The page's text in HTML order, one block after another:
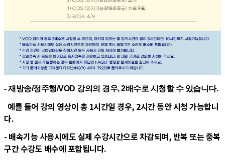
- 재방송/정주행/VOD 강의의 경우, 2배수로 시청할 수 있습니다.
예를 들어 강의 영상이 총 1시간일 경우, 2시간 동안 시청 가능합니
다.
- 배속기능 사용시에도 실제 수강시간으로 차감되며, 반복 또는 중복
구간 수강도 배수에 포함됩니다.